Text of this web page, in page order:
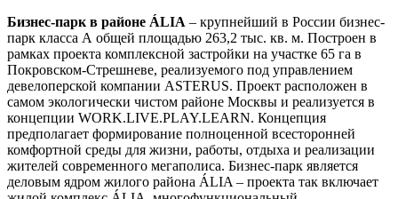
Бизнес-парк в районе ÁLIA – крупнейший в России бизнес-
парк класса А общей площадью 263,2 тыс. кв. м. Построен в
рамках проекта комплексной застройки на участке 65 га в
Покровском-Стрешневе, реализуемого под управлением
девелоперской компании ASTERUS. Проект расположен в
самом экологически чистом районе Москвы и реализуется в
концепции WORK.LIVE.PLAY.LEARN. Концепция
предполагает формирование полноценной всесторонней
комфортной среды для жизни, работы, отдыха и реализации
жителей современного мегаполиса. Бизнес-парк является
деловым ядром жилого района ÁLIA – проекта так включает